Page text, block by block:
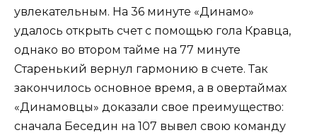
увлекательным. На 36 минуте «Динамо»
удалось открыть счет с помощью гола Кравца,
однако во втором тайме на 77 минуте
Старенький вернул гармонию в счете. Так
закончилось основное время, а в овертаймах
«Динамовцы» доказали свое преимущество:
сначала Беседин на 107 вывел свою команду